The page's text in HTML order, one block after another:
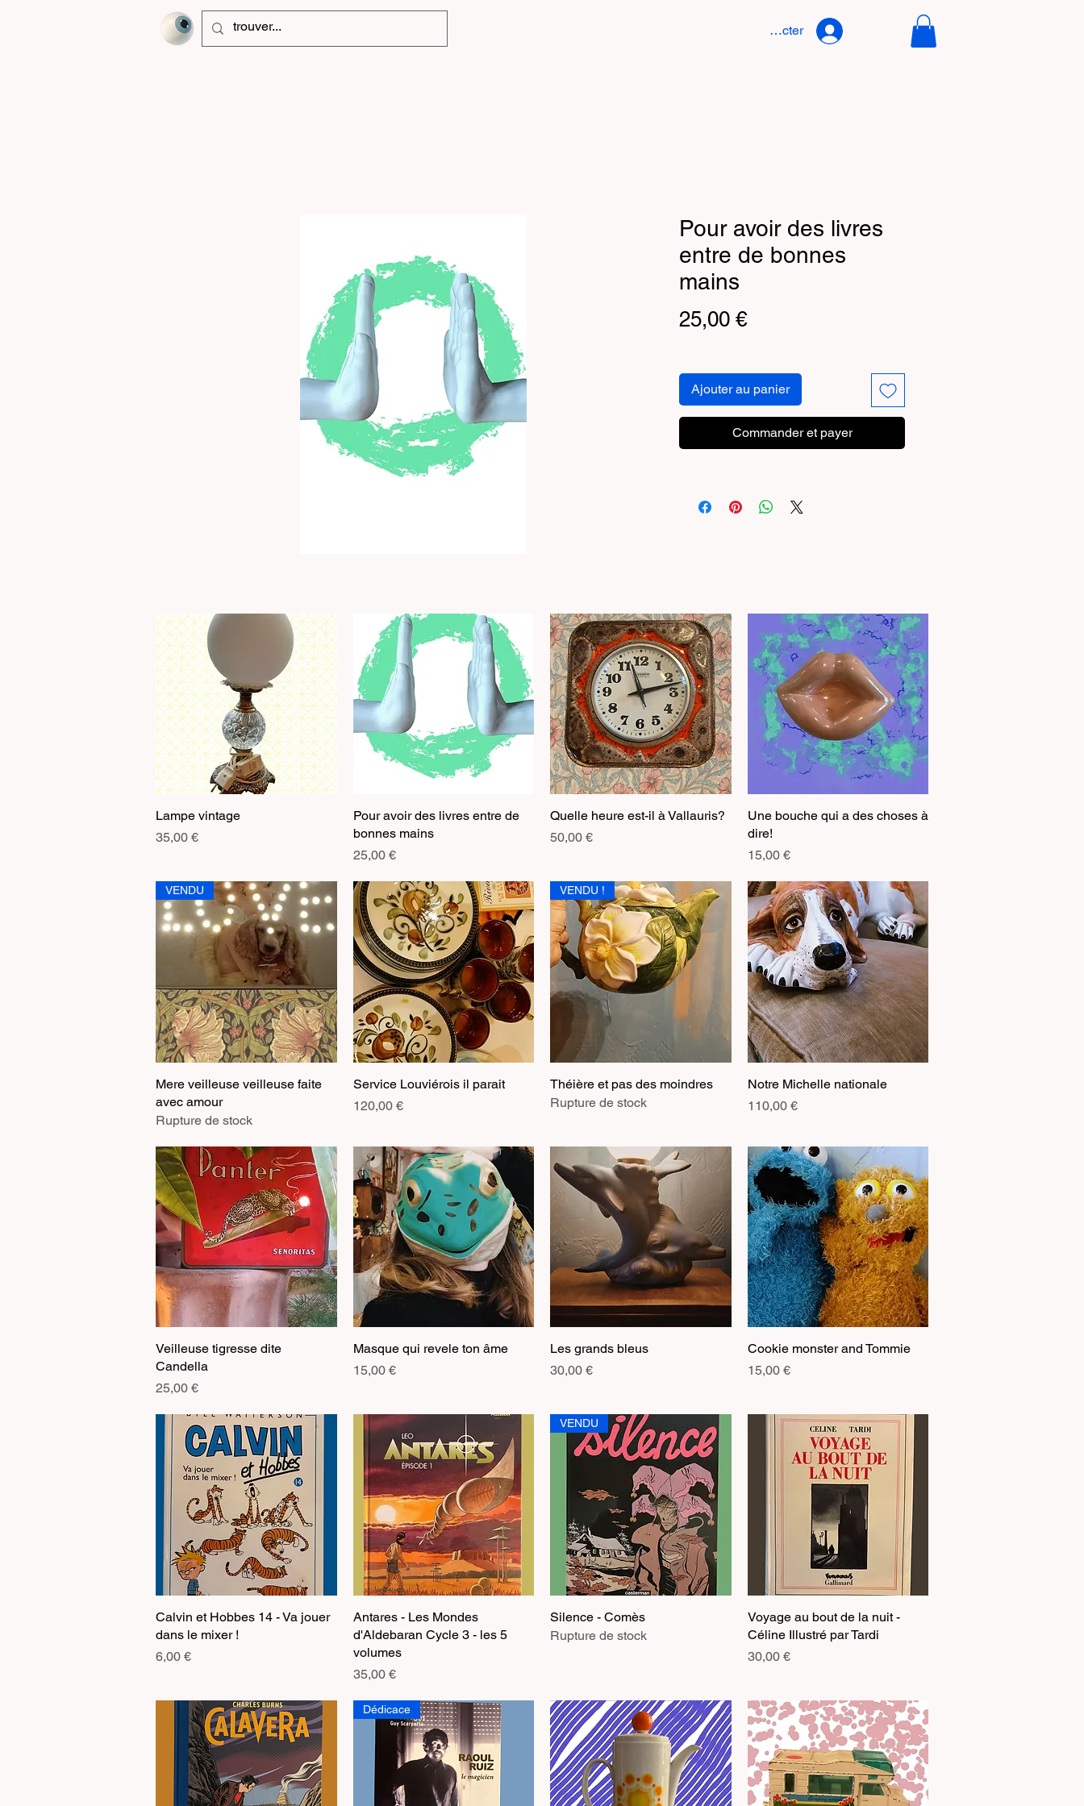
Se connecter
Pour avoir des livres
entre de bonnes
mains
25,00 €Prix
Ajouter au panier
Commander et payer
Aperçu rapide
Lampe vintage
Prix
35,00 €
Aperçu rapide
Pour avoir des livres entre de
bonnes mains
Prix
25,00 €
Aperçu rapide
Quelle heure est-il à Vallauris?
Prix
50,00 €
Aperçu rapide
Une bouche qui a des choses à
dire!
Prix
15,00 €
Aperçu rapide
VENDU
Mere veilleuse veilleuse faite
avec amour
Rupture de stock
Aperçu rapide
Service Louviérois il parait
Prix
120,00 €
Aperçu rapide
VENDU !
Théière et pas des moindres
Rupture de stock
Aperçu rapide
Notre Michelle nationale
Prix
110,00 €
Aperçu rapide
Veilleuse tigresse dite
Candella
Prix
25,00 €
Aperçu rapide
Masque qui revele ton âme
Prix
15,00 €
Aperçu rapide
Les grands bleus
Prix
30,00 €
Aperçu rapide
Cookie monster and Tommie
Prix
15,00 €
Aperçu rapide
Calvin et Hobbes 14 - Va jouer
dans le mixer !
Prix
6,00 €
Aperçu rapide
Antares - Les Mondes
d'Aldebaran Cycle 3 - les 5
volumes
Prix
35,00 €
Aperçu rapide
VENDU
Silence - Comès
Rupture de stock
Aperçu rapide
Voyage au bout de la nuit -
Céline Illustré par Tardi
Prix
30,00 €
Dédicace